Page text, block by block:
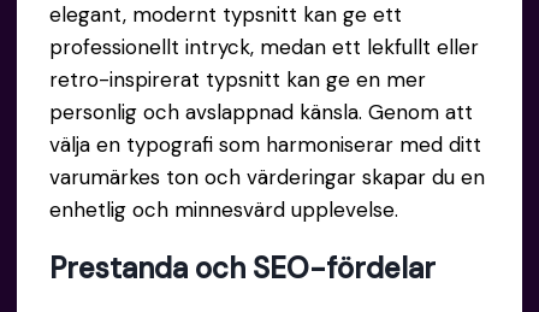
elegant, modernt typsnitt kan ge ett
professionellt intryck, medan ett lekfullt eller
retro-inspirerat typsnitt kan ge en mer
personlig och avslappnad känsla. Genom att
välja en typografi som harmoniserar med ditt
varumärkes ton och värderingar skapar du en
enhetlig och minnesvärd upplevelse.
Prestanda och SEO-fördelar